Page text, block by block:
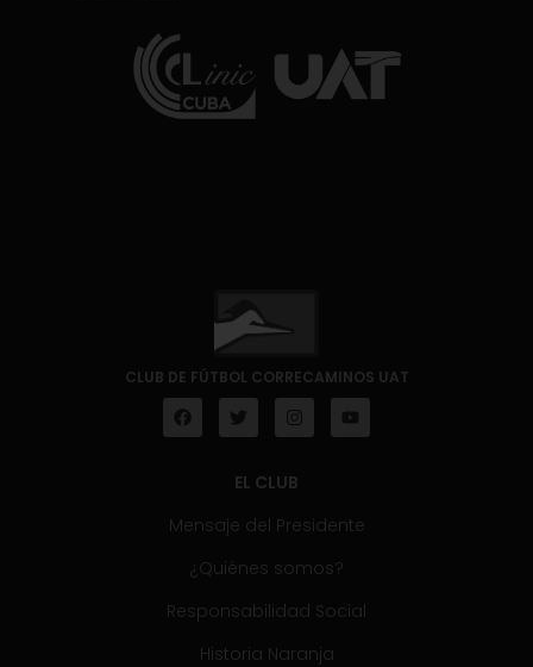
CLUB DE FÚTBOL CORRECAMINOS UAT
EL CLUB
Mensaje del Presidente
¿Quiénes somos?
Responsabilidad Social
Historia Naranja